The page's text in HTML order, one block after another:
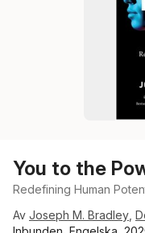
You to the
Redefining Human
Av Joseph M. Bradley